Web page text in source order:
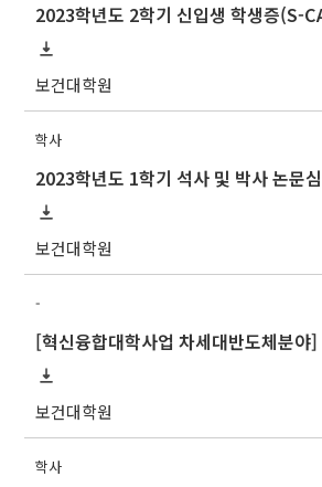
보건대학원
학사
보건대학원
-
보건대학원
학사